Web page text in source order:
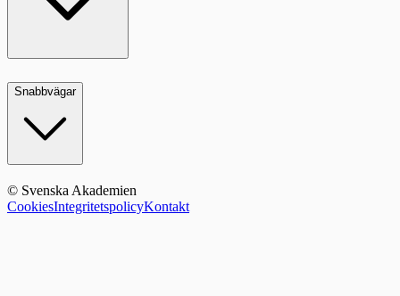
Snabbvägar
© Svenska Akademien
CookiesIntegritetspolicyKontakt